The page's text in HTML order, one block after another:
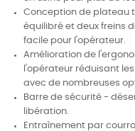
Conception de plateau
équilibré et deux freins
facile pour l'opérateur.
Amélioration de
l'opérateur réduisant
avec de nombreuses
Barre de sécurité -
libération.
Entraînement par